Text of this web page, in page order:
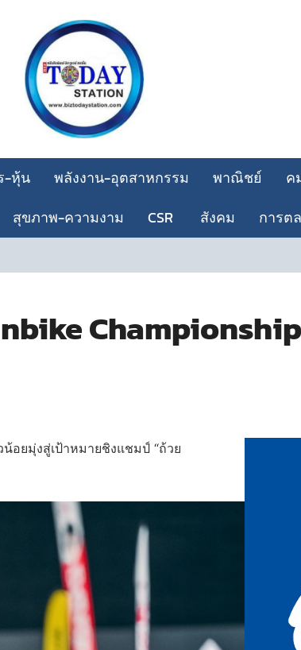
-หุ้น พลังงาน-อุตสาหกรรม พาณิชย์ ค
สุขภาพ-ความงาม CSR สังคม การต
เอนี่เพย์ ร
อยมุ่งสู่เป้าหมายชิงแชมป์ “ถ้วย